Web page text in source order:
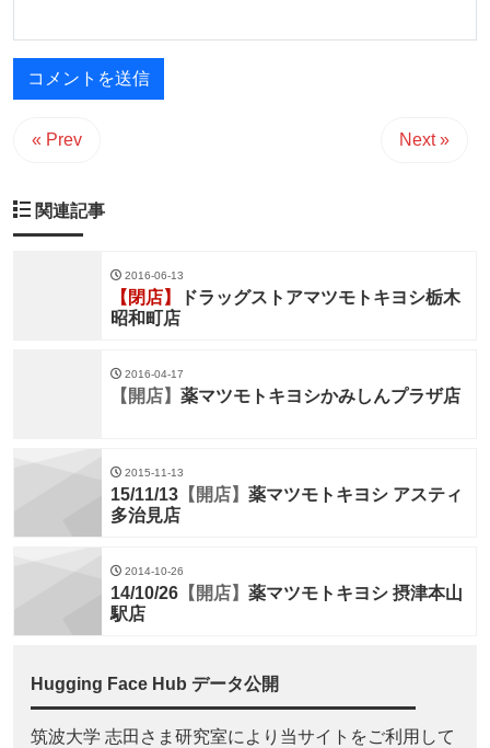
« Prev Next »
関連記事
2016-06-13
【閉店】
ドラッグストアマツモトキヨシ栃木
昭和町店
2016-04-17
【開店】 薬マツモトキヨシかみしんプラザ店
2015-11-13
15/11/13 【開店】 薬マツモトキヨシ アスティ
多治見店
2014-10-26
14/10/26 【開店】 薬マツモトキヨシ 摂津本山
駅店
Hugging Face Hub データ公開
筑波大学 志田さま研究室により当サイトをご利用して